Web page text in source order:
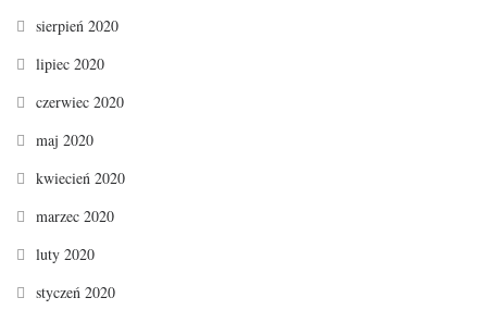
sierpień 2020
lipiec 2020
czerwiec 2020
maj 2020
kwiecień 2020
marzec 2020
luty 2020
styczeń 2020